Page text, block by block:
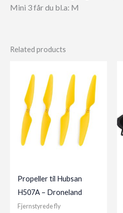
Mini 3 får du bl.a: M
Related products
Propeller til Hubsan
H507A – Droneland
Fjernstyrede fly